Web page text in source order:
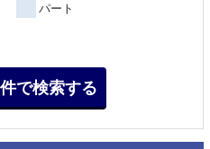
パート